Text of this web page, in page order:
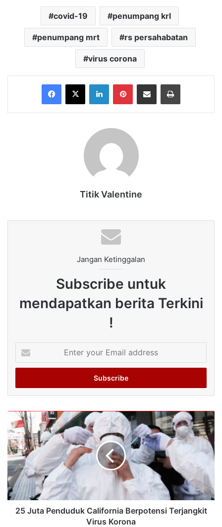
covid-19 penumpang krl
penumpang mrt rs persahabatan
virus corona
Facebook
X LinkedInPinterestShare via Email Print
Titik Valentine
Jangan Ketinggalan
Subscribe untuk
mendapatkan berita Terkini
!
your
Email
25 Juta Penduduk California Berpotensi Terjangkit
Virus Korona